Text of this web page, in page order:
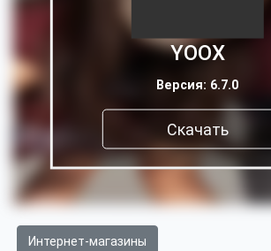
YOOX
Версия: 6.7.0
Скачать
Интернет-магазины